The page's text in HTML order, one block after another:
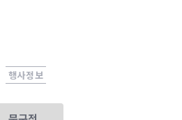
행사정보